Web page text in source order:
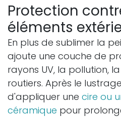
Protection
éléments
En plus de sublimer la
ajoute une couche de
rayons UV, la pollution,
routiers. Après le
d'appliquer une cire ou
céramique pour